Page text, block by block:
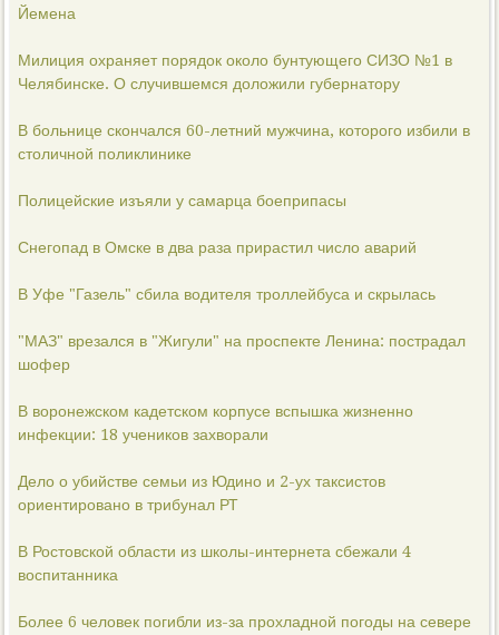
Йемена
Милиция охраняет порядок около бунтующего СИЗО №1 в
Челябинске. О случившемся доложили губернатору
В больнице скончался 60-летний мужчина, которого избили в
столичной поликлинике
Полицейские изъяли у самарца боеприпасы
Снегопад в Омске в два раза прирастил число аварий
В Уфе "Газель" сбила водителя троллейбуса и скрылась
"МАЗ" врезался в "Жигули" на проспекте Ленина: пострадал
шофер
В воронежском кадетском корпусе вспышка жизненно
инфекции: 18 учеников захворали
Дело о убийстве семьи из Юдино и 2-ух таксистов
ориентировано в трибунал РТ
В Ростовской области из школы-интернета сбежали 4
воспитанника
Более 6 человек погибли из-за прохладной погоды на севере